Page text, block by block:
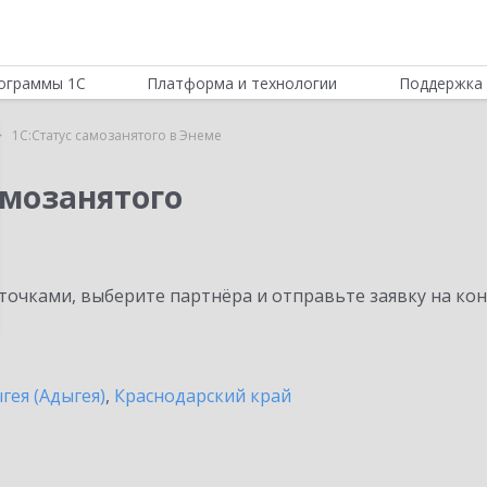
1С Платформа и технологии Поддержка
1С:Статус самозанятого в Энеме
выберите партнёра и отправьте заявку на
(Адыгея), Краснодарский край